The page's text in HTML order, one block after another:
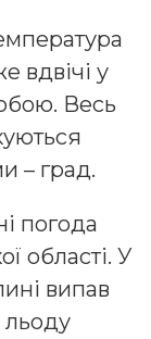
вдвічі у
Весь
– град.
погода
області. У
випав
льоду